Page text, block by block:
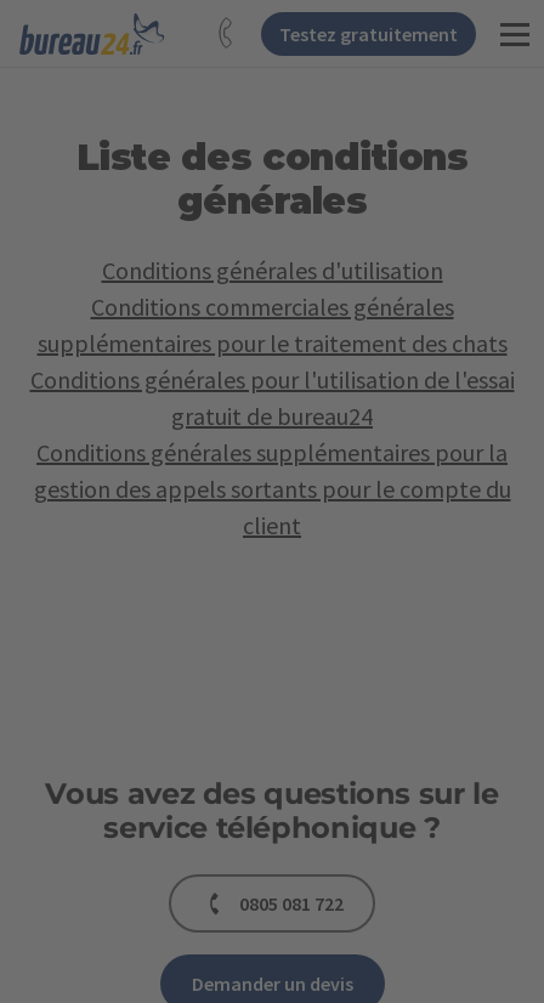
Testez gratuitement
Liste des conditions
générales
Conditions générales d'utilisation
Conditions commerciales générales
supplémentaires pour le traitement des chats
Conditions générales pour l'utilisation de l'essai
gratuit de bureau24
Conditions générales supplémentaires pour la
gestion des appels sortants pour le compte du
client
Vous avez des questions sur le
service téléphonique ?
0805 081 722
Demander un devis